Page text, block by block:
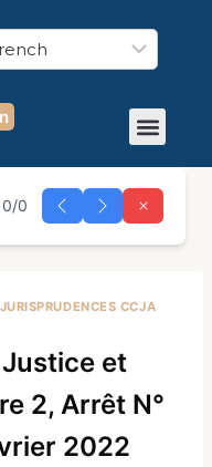
0/0
JURISPRUDENCES CCJA
et
2, Arrêt N°
2022